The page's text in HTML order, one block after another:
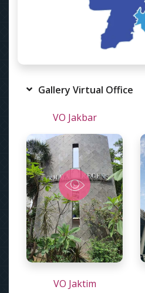
Gallery Virtual Office
VO Jakbar
VO Jaktim